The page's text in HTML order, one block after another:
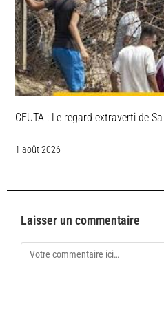
CEUTA : Le regard extraverti de
1 août 2026
Laisser un commentaire